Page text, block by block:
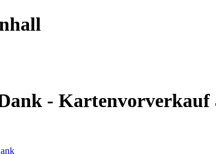
- Kartenvorverkauf